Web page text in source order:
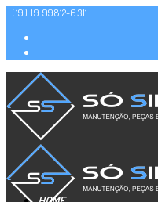
(19) 19 99812-6311